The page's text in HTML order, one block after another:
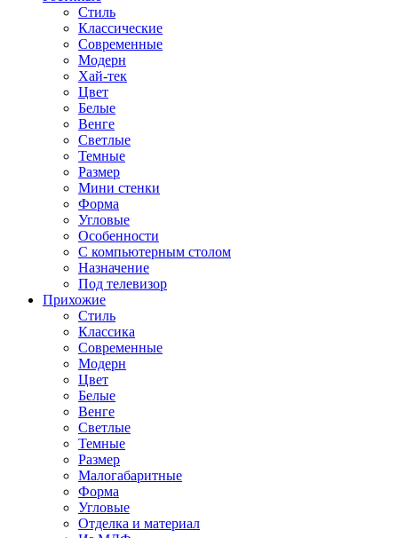
Стиль
Классические
Современные
Модерн
Хай-тек
Цвет
Белые
Венге
Светлые
Темные
Размер
Мини стенки
Форма
Угловые
Особенности
С компьютерным столом
Назначение
Под телевизор
Прихожие
Стиль
Классика
Современные
Модерн
Цвет
Белые
Венге
Светлые
Темные
Размер
Малогабаритные
Форма
Угловые
Отделка и материал